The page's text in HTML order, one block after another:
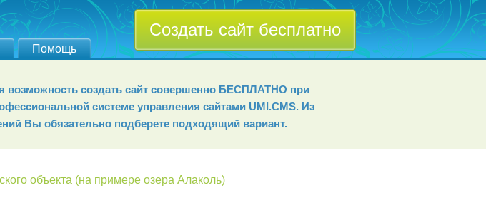
Помощь
Создать сайт бесплатно
возможность создать сайт совершенно БЕСПЛАТНО при
системе управления сайтами UMI.СMS. Из
Вы обязательно подберете подходящий вариант.
объекта (на примере озера Алаколь)